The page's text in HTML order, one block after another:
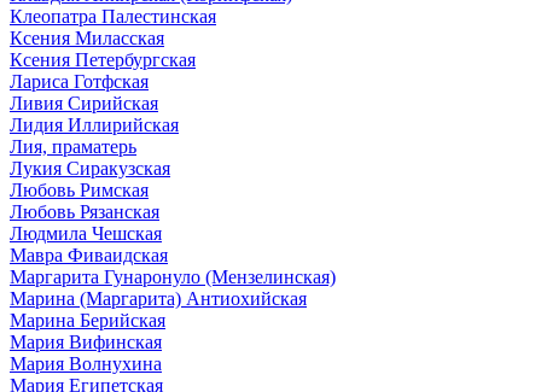
Клеопатра Палестинская
Ксения Миласская
Ксения Петербургская
Лариса Готфская
Ливия Сирийская
Лидия Иллирийская
Лия, праматерь
Лукия Сиракузская
Любовь Римская
Любовь Рязанская
Людмила Чешская
Мавра Фиваидская
Маргарита Гунаронуло (Мензелинская)
Марина (Маргарита) Антиохийская
Марина Берийская
Мария Вифинская
Мария Волнухина
Мария Египетская